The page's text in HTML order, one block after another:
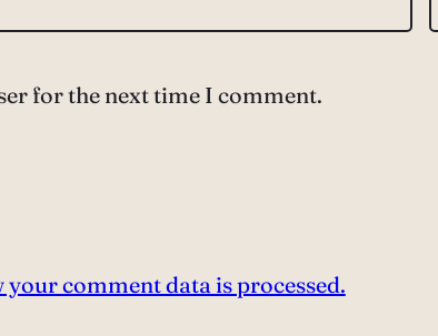
for the next time I comment.
your comment data is processed.